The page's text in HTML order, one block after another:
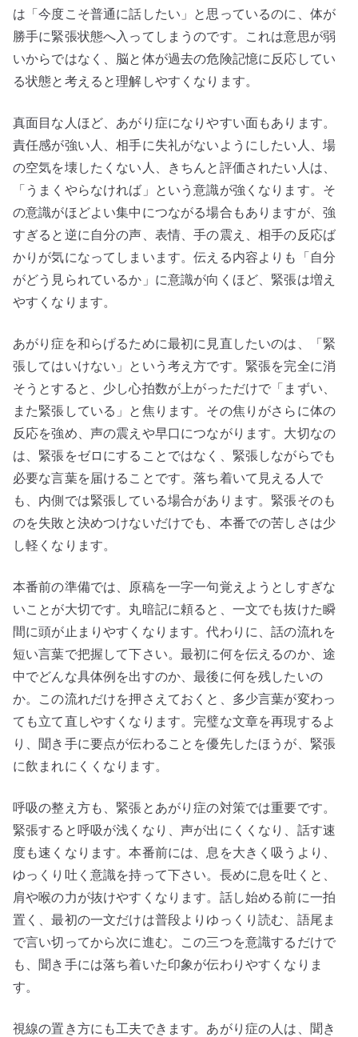
は「今度こそ普通に話したい」と思っているのに、体が
勝手に緊張状態へ入ってしまうのです。これは意思が弱
いからではなく、脳と体が過去の危険記憶に反応してい
る状態と考えると理解しやすくなります。
真面目な人ほど、あがり症になりやすい面もあります。
責任感が強い人、相手に失礼がないようにしたい人、場
の空気を壊したくない人、きちんと評価されたい人は、
「うまくやらなければ」という意識が強くなります。そ
の意識がほどよい集中につながる場合もありますが、強
すぎると逆に自分の声、表情、手の震え、相手の反応ば
かりが気になってしまいます。伝える内容よりも「自分
がどう見られているか」に意識が向くほど、緊張は増え
やすくなります。
あがり症を和らげるために最初に見直したいのは、「緊
張してはいけない」という考え方です。緊張を完全に消
そうとすると、少し心拍数が上がっただけで「まずい、
また緊張している」と焦ります。その焦りがさらに体の
反応を強め、声の震えや早口につながります。大切なの
は、緊張をゼロにすることではなく、緊張しながらでも
必要な言葉を届けることです。落ち着いて見える人で
も、内側では緊張している場合があります。緊張そのも
のを失敗と決めつけないだけでも、本番での苦しさは少
し軽くなります。
本番前の準備では、原稿を一字一句覚えようとしすぎな
いことが大切です。丸暗記に頼ると、一文でも抜けた瞬
間に頭が止まりやすくなります。代わりに、話の流れを
短い言葉で把握して下さい。最初に何を伝えるのか、途
中でどんな具体例を出すのか、最後に何を残したいの
か。この流れだけを押さえておくと、多少言葉が変わっ
ても立て直しやすくなります。完璧な文章を再現するよ
り、聞き手に要点が伝わることを優先したほうが、緊張
に飲まれにくくなります。
呼吸の整え方も、緊張とあがり症の対策では重要です。
緊張すると呼吸が浅くなり、声が出にくくなり、話す速
度も速くなります。本番前には、息を大きく吸うより、
ゆっくり吐く意識を持って下さい。長めに息を吐くと、
肩や喉の力が抜けやすくなります。話し始める前に一拍
置く、最初の一文だけは普段よりゆっくり読む、語尾ま
で言い切ってから次に進む。この三つを意識するだけで
も、聞き手には落ち着いた印象が伝わりやすくなりま
す。
視線の置き方にも工夫できます。あがり症の人は、聞き